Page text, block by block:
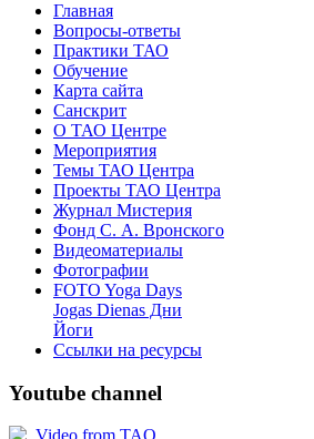
Главная
Вопросы-ответы
Практики ТАО
Обучение
Карта сайта
Санскрит
О ТАО Центре
Мероприятия
Темы ТАО Центра
Проекты ТАО Центра
Журнал Мистерия
Фонд С. А. Вронского
Видеоматериалы
Фотографии
FOTO Yoga Days
Jogas Dienas Дни
Йоги
Ссылки на ресурсы
Youtube channel